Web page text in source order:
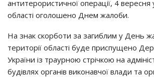
антитерористичної операції, 4 вересня
області оголошено Днем жалоби.
На знак скорботи за загиблим у День
території області буде приспущено
України із траурною стрічкою на
будівлях органів виконавчої влади та